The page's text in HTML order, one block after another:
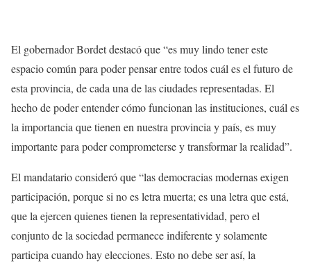
El gobernador Bordet destacó que “es muy lindo tener este
espacio común para poder pensar entre todos cuál es el futuro de
esta provincia, de cada una de las ciudades representadas. El
hecho de poder entender cómo funcionan las instituciones, cuál es
la importancia que tienen en nuestra provincia y país, es muy
importante para poder comprometerse y transformar la realidad”.
El mandatario consideró que “las democracias modernas exigen
participación, porque si no es letra muerta; es una letra que está,
que la ejercen quienes tienen la representatividad, pero el
conjunto de la sociedad permanece indiferente y solamente
participa cuando hay elecciones. Esto no debe ser así, la